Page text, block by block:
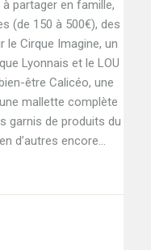
partager en famille,
(de 150 à 500€), des
le Cirque Imagine, un
Lyonnais et le LOU
être Calicéo, une
mallette complète
garnis de produits du
d’autres encore…